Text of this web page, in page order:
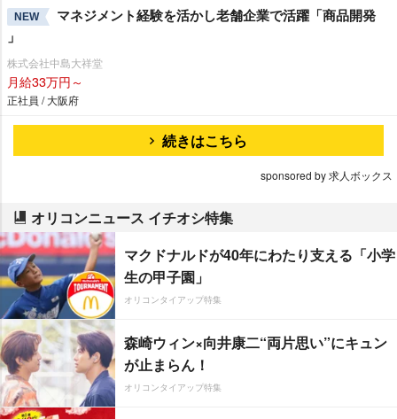
NEW
マネジメント経験を活かし老舗企業で活躍「商品開発
」
株式会社中島大祥堂
月給33万円～
正社員 / 大阪府
続きはこちら
sponsored by 求人ボックス
オリコンニュース イチオシ特集
マクドナルドが40年にわたり支える「小学
生の甲子園」
オリコンタイアップ特集
森崎ウィン×向井康二“両片思い”にキュン
が止まらん！
オリコンタイアップ特集